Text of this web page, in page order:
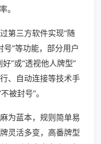
。
第三方软件实现“随
号”等功能，部分用户
”或“透视他人牌型”
、自动连接等技术手
被封号”。
为蓝本，规则简单易
灵活多变，高番牌型